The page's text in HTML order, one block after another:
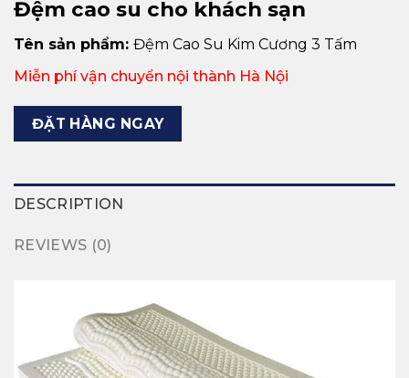
Đệm cao su cho khách sạn
Tên sản phẩm: Đệm Cao Su Kim Cương 3 Tấm
Miễn phí vận chuyển nội thành Hà Nội
ĐẶT HÀNG NGAY
DESCRIPTION
REVIEWS (0)